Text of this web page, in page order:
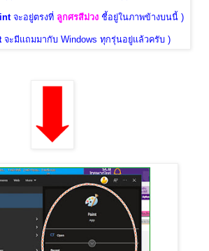
จะอยู่ตรงที่ ลูกศรสีม่วง ชี้อยู่ในภาพข้างบนนี้ )
จะมีแถมมากับ Windows ทุกรุ่นอยู่แล้วครับ )